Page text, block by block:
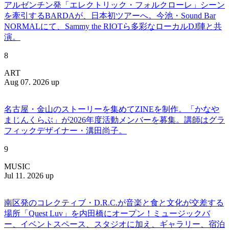
アルゼンチン発「エレクトリック・フォルクローレ」シーン
を牽引するBARDAが、日本初ツアーへ。今池・Sound Bar
NORMALにて、Sammy the RIOTら多彩なローカルDJ陣と共
演。
8
ART
Aug 07. 2026 up
名古屋・金山のストーリーを集めてZINEを制作。「かなや
まじんくらぶ」が2026年度活動メンバーを募集。講師はグラ
フィックデザイナー・溝田尚子。
9
MUSIC
Jul 11. 2026 up
南区発のコレクティブ・D.R.C.が⾳楽と⾷と⽂化が交差する
場所「Quest Luv」を内田橋にオープン！ミュージックバ
ー、イベントスペース、スタジオに加え、ギャラリー、宿泊